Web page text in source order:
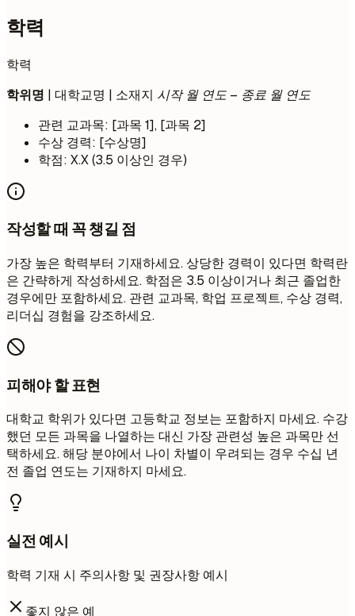
학력
학력
학위명 | 대학교명 | 소재지 시작 월 연도 – 종료 월 연도
관련 교과목: [과목 1], [과목 2]
수상 경력: [수상명]
학점: X.X (3.5 이상인 경우)
작성할 때 꼭 챙길 점
가장 높은 학력부터 기재하세요. 상당한 경력이 있다면 학력란
은 간략하게 작성하세요. 학점은 3.5 이상이거나 최근 졸업한
경우에만 포함하세요. 관련 교과목, 학업 프로젝트, 수상 경력,
리더십 경험을 강조하세요.
피해야 할 표현
대학교 학위가 있다면 고등학교 정보는 포함하지 마세요. 수강
했던 모든 과목을 나열하는 대신 가장 관련성 높은 과목만 선
택하세요. 해당 분야에서 나이 차별이 우려되는 경우 수십 년
전 졸업 연도는 기재하지 마세요.
실전 예시
학력 기재 시 주의사항 및 권장사항 예시
좋지 않은 예